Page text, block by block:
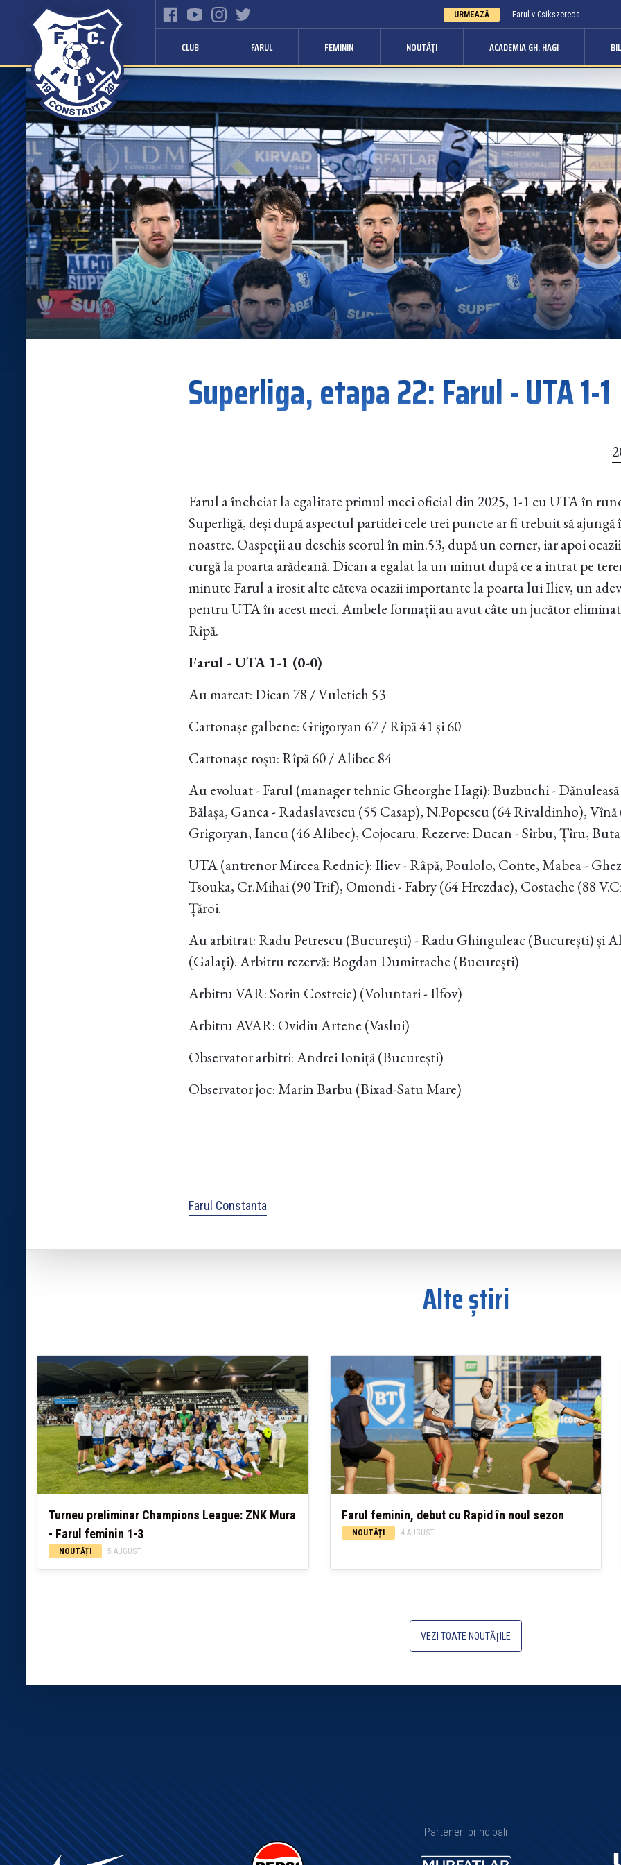
URMEAZĂ Farul v Csikszereda
CLUB FARUL FEMININ NOUTĂȚI ACADEMIA GH. HAGI
Superliga, etapa 22: Farul - UTA 1-1
Farul a încheiat la egalitate primul meci oficial din 2025, 1-1 cu UTA în
Superligă, deși după aspectul partidei cele trei puncte ar fi trebuit să
noastre. Oaspeții au deschis scorul în min.53, după un corner, iar apoi
curgă la poarta arădeană. Dican a egalat la un minut după ce a intrat pe
minute Farul a irosit alte căteva ocazii importante la poarta lui Iliev, un
pentru UTA în acest meci. Ambele formații au avut câte un jucător
Rîpă.
Farul - UTA 1-1 (0-0)
Au marcat: Dican 78 / Vuletich 53
Cartonașe galbene: Grigoryan 67 / Rîpă 41 și 60
Cartonașe roșu: Rîpă 60 / Alibec 84
Au evoluat - Farul (manager tehnic Gheorghe Hagi): Buzbuchi -
Bălașa, Ganea - Radaslavescu (55 Casap), N.Popescu (64 Rivaldinho),
Grigoryan, Iancu (46 Alibec), Cojocaru. Rezerve: Ducan - Sîrbu, Țîru,
UTA (antrenor Mircea Rednic): Iliev - Râpă, Poulolo, Conte, Mabea -
Tsouka, Cr.Mihai (90 Trif), Omondi - Fabry (64 Hrezdac), Costache (88
Țăroi.
Au arbitrat: Radu Petrescu (București) - Radu Ghinguleac (București) și
(Galați). Arbitru rezervă: Bogdan Dumitrache (București)
Arbitru VAR: Sorin Costreie) (Voluntari - Ilfov)
Arbitru AVAR: Ovidiu Artene (Vaslui)
Observator arbitri: Andrei Ioniță (București)
Observator joc: Marin Barbu (Bixad-Satu Mare)
Farul Constanta
Alte știri
Turneu preliminar Champions League: ZNK Mura
- Farul feminin 1-3
NOUTĂȚI 5 AUGUST
Farul feminin, debut cu Rapid în noul sezon
NOUTĂȚI 4 AUGUST
VEZI TOATE NOUTĂȚILE
Parteneri principali